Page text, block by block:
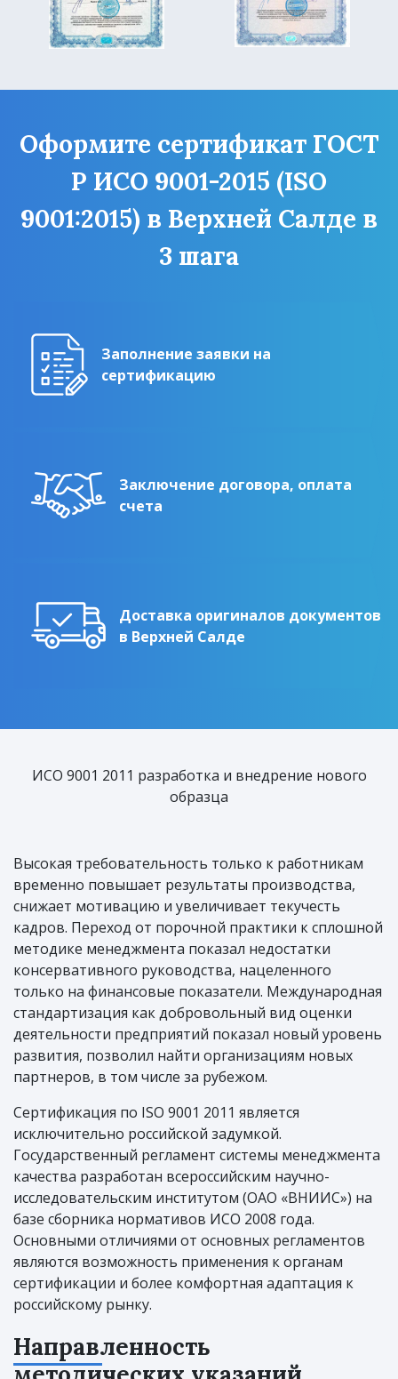
Оформите сертификат ГОСТ
Р ИСО 9001-2015 (ISO
9001:2015) в Верхней Салде в
3 шага
Заполнение заявки на
сертификацию
Заключение договора, оплата
счета
Доставка оригиналов документов
в Верхней Салде
ИСО 9001 2011 разработка и внедрение нового
образца
Высокая требовательность только к работникам
временно повышает результаты производства,
снижает мотивацию и увеличивает текучесть
кадров. Переход от порочной практики к сплошной
методике менеджмента показал недостатки
консервативного руководства, нацеленного
только на финансовые показатели. Международная
стандартизация как добровольный вид оценки
деятельности предприятий показал новый уровень
развития, позволил найти организациям новых
партнеров, в том числе за рубежом.
Сертификация по ISO 9001 2011 является
исключительно российской задумкой.
Государственный регламент системы менеджмента
качества разработан всероссийским научно-
исследовательским институтом (ОАО «ВНИИС») на
базе сборника нормативов ИСО 2008 года.
Основными отличиями от основных регламентов
являются возможность применения к органам
сертификации и более комфортная адаптация к
российскому рынку.
Направленность